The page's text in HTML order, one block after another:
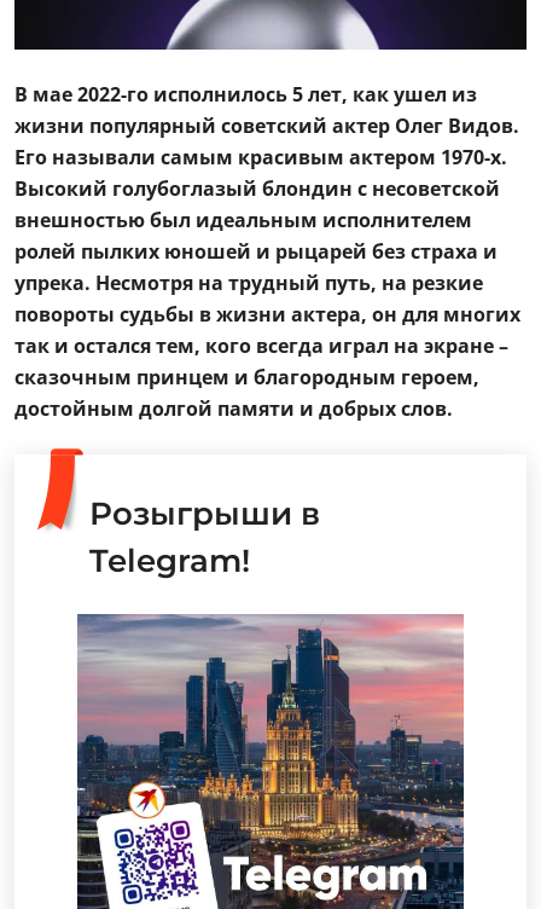
В мае 2022-го исполнилось 5 лет, как ушел из
жизни популярный советский актер Олег Видов.
Его называли самым красивым актером 1970-х.
Высокий голубоглазый блондин с несоветской
внешностью был идеальным исполнителем
ролей пылких юношей и рыцарей без страха и
упрека. Несмотря на трудный путь, на резкие
повороты судьбы в жизни актера, он для многих
так и остался тем, кого всегда играл на экране –
сказочным принцем и благородным героем,
достойным долгой памяти и добрых слов.
Розыгрыши в
Telegram!